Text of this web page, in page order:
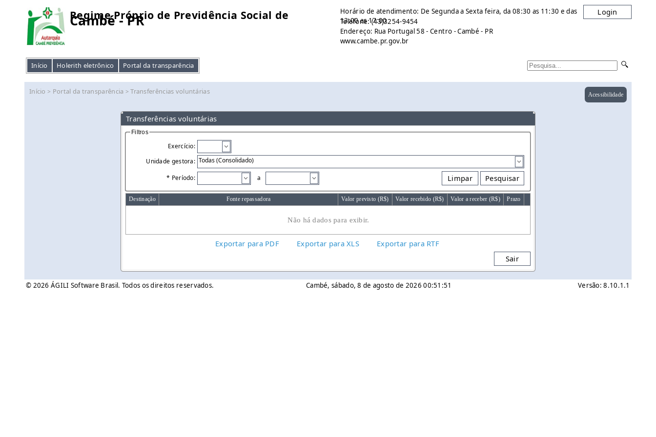
Login
Regime Próprio de Previdência Social de
Horário de atendimento: De Segunda a Sexta feira, da 08:30 as 11:30 e das
13:00 as 17:00
Cambé - PR
Telefone: (43)3254-9454
Endereço: Rua Portugal 58 - Centro - Cambé - PR
www.cambe.pr.gov.br
Início Holerith eletrônico Portal da transparência
Início > Portal da transparência >Transferências voluntárias Acessibilidade
Transferências voluntárias
Filtros
Exercício:
Unidade gestora:
* Período:
a Limpar Pesquisar
Destinação Fonte repassadora Valor previsto (R$) Valor recebido (R$) Valor a receber (R$) Prazo
Não há dados para exibir.
Exportar para PDF Exportar para XLS
Exportar para RTF
Sair
© 2026 ÁGILI Software Brasil. Todos os direitos reservados. Cambé, sábado, 8 de agosto de 2026 00:51:51 Versão: 8.10.1.1